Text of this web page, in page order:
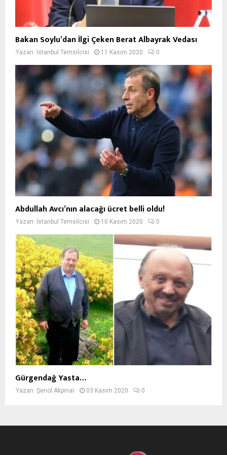
Bakan Soylu’dan İlgi Çeken Berat Albayrak Vedası
Yazan: İstanbul Temsilcisi 11 Kasım 2020 0
Abdullah Avcı’nın alacağı ücret belli oldu!
Yazan: İstanbul Temsilcisi 10 Kasım 2020 0
Gürgendağ Yasta…
Yazan: Şenol Akpınar 03 Kasım 2020 0